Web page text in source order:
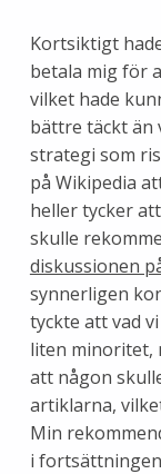
Kortsiktigt
betala mig för
vilket hade
bättre täckt än
strategi som
på Wikipedia
heller tycker
skulle
diskussionen
synnerligen
tyckte att vad
liten minoritet,
att någon
artiklarna,
Min
i